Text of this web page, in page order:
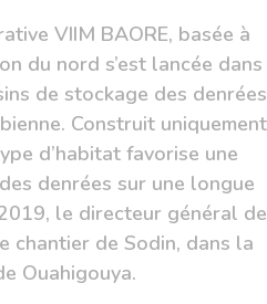
VIIM BAORE, basée à
du nord s’est lancée dans
de stockage des denrées
Construit uniquement
d’habitat favorise une
denrées sur une longue
le directeur général de
chantier de Sodin, dans la
Ouahigouya.